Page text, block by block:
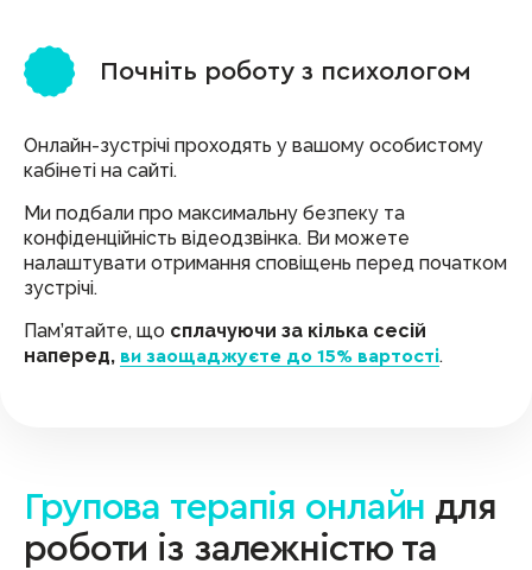
Почніть роботу з психологом
Онлайн-зустрічі проходять у вашому особистому
кабінеті на сайті.
Ми подбали про максимальну безпеку та
конфіденційність відеодзвінка. Ви можете
налаштувати отримання сповіщень перед початком
зустрічі.
Пам’ятайте, що сплачуючи за кілька сесій
наперед, ви заощаджуєте до 15% вартості.
Групова терапія онлайн для
роботи із залежністю та